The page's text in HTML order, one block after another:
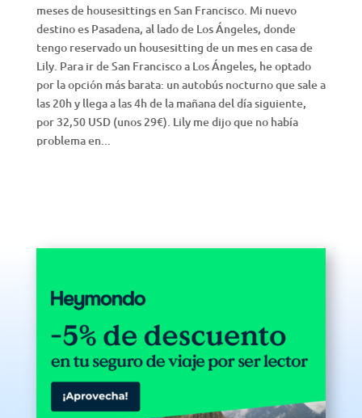
meses de housesittings en San Francisco. Mi nuevo
destino es Pasadena, al lado de Los Ángeles, donde
tengo reservado un housesitting de un mes en casa de
Lily. Para ir de San Francisco a Los Ángeles, he optado
por la opción más barata: un autobús nocturno que sale a
las 20h y llega a las 4h de la mañana del día siguiente,
por 32,50 USD (unos 29€). Lily me dijo que no había
problema en...